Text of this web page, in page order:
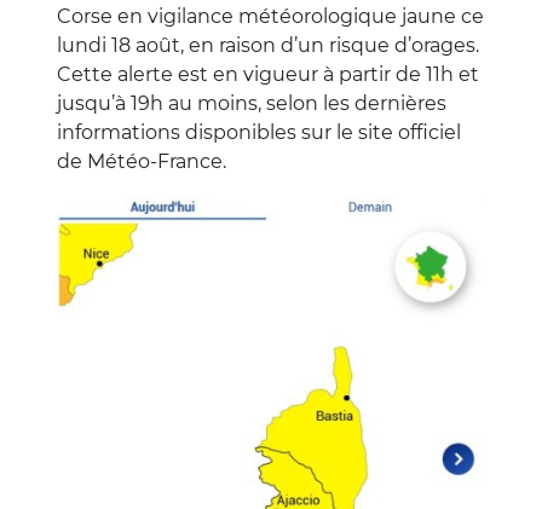
Corse en vigilance météorologique jaune ce
lundi 18 août, en raison d’un risque d’orages.
Cette alerte est en vigueur à partir de 11h et
jusqu’à 19h au moins, selon les dernières
informations disponibles sur le site officiel
de Météo-France.